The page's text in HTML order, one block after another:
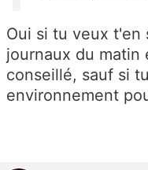
Oui si tu veux t'en
journaux du matin
conseillé, sauf si
environnement